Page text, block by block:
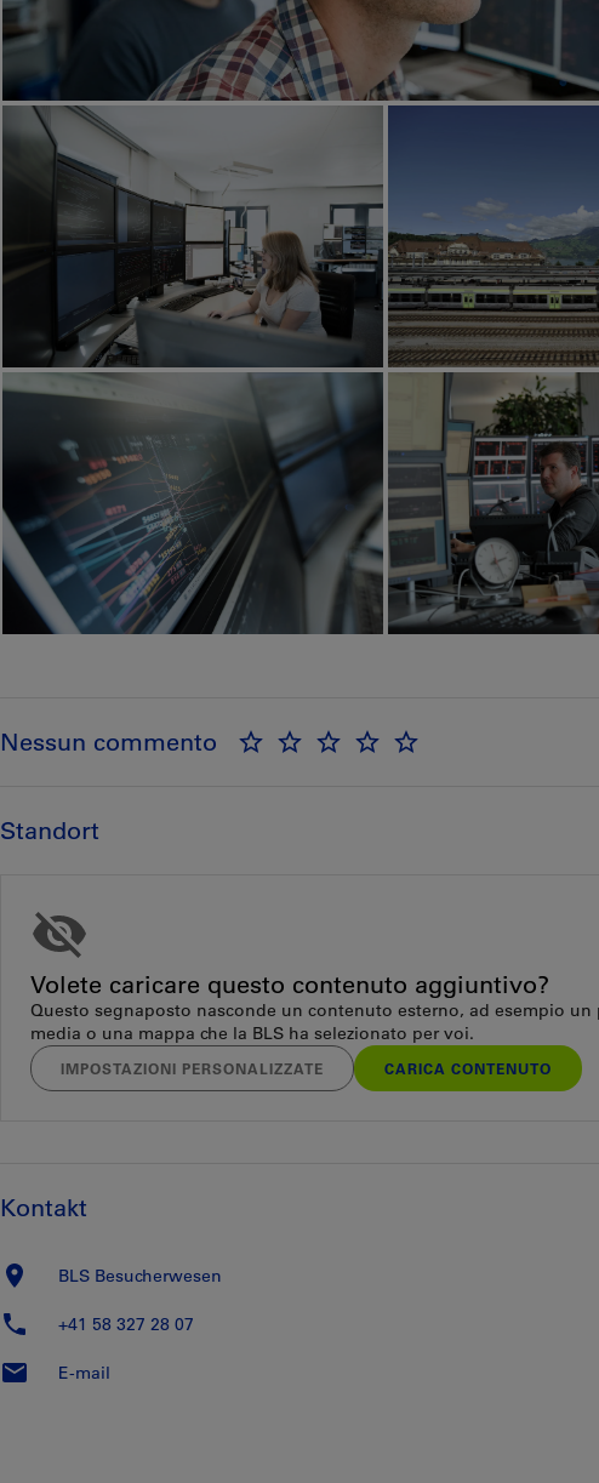
Nessun commento
Standort
Volete caricare questo contenuto aggiuntivo?
Questo segnaposto nasconde un contenuto esterno, ad esempio un
media o una mappa che la BLS ha selezionato per voi.
IMPOSTAZIONI PERSONALIZZATE CARICA CONTENUTO
Kontakt
BLS Besucherwesen
+41 58 327 28 07
E-mail